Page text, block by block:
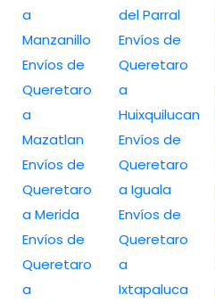
a
Manzanillo
Envíos de
Queretaro
a
Mazatlan
Envíos de
Queretaro
a Merida
Envíos de
Queretaro
a
del Parral
Envíos de
Queretaro
a
Huixquilucan
Envíos de
Queretaro
a Iguala
Envíos de
Queretaro
a
Ixtapaluca